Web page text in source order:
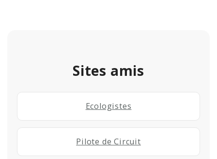
Sites amis
Ecologistes
Pilote de Circuit